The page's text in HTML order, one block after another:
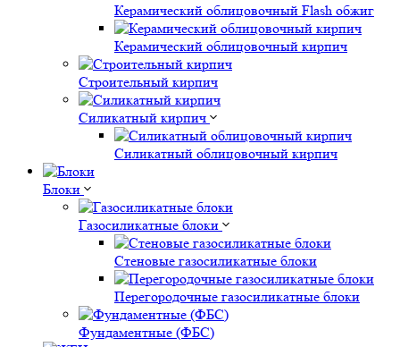
Керамический облицовочный Flash обжиг
Керамический облицовочный кирпич
Строительный кирпич
Силикатный кирпич
Силикатный облицовочный кирпич
Блоки
Газосиликатные блоки
Стеновые газосиликатные блоки
Перегородочные газосиликатные блоки
Фундаментные (ФБС)